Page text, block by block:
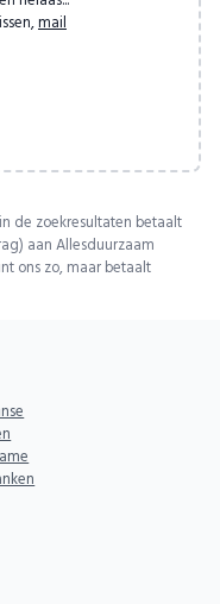
mail
de zoekresultaten betaalt
aan Allesduurzaam
ons zo, maar betaalt